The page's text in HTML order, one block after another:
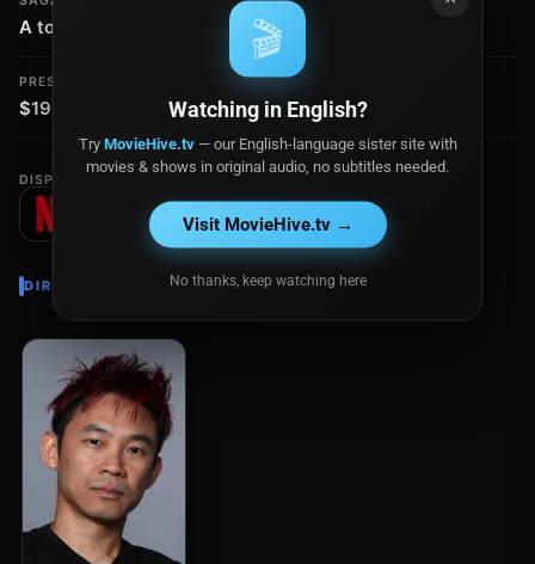
A todo gas - Colección PG-13
PRESUPUESTO
$190.0 millones
RECAUDACIÓN
$1.52 mil millones
DISPONIBLE EN
DIRECTOR
🎬
Watching in English?
Try MovieHive.tv— our English-language sister site with
movies & shows in original audio, no subtitles needed.
Visit MovieHive.tv →
No thanks, keep watching here